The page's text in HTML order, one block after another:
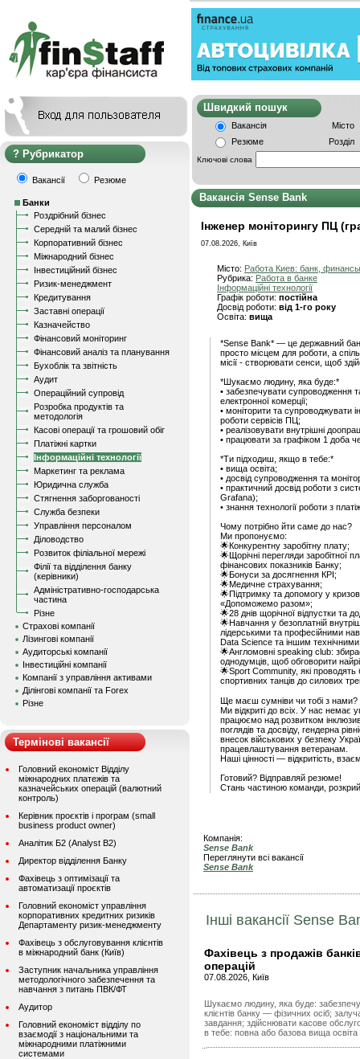
Рубрикатор
Вакансії Резюме
Банки
Роздрібний бізнес
Середній та малий бізнес
Корпоративний бізнес
Міжнародний бізнес
Інвестиційний бізнес
Ризик-менеджмент
Кредитування
Заставні операції
Казначейство
Фінансовий моніторинг
Фінансовий аналіз та планування
Бухоблік та звітність
Аудит
Операційний супровід
Розробка продуктів та
методологія
Касові операції та грошовий обіг
Платіжні картки
Інформаційні технології
Маркетинг та реклама
Юридична служба
Стягнення заборгованості
Служба безпеки
Управління персоналом
Діловодство
Розвиток філіальної мережі
Філії та відділення банку
(керівники)
Адміністративно-господарська
частина
Різне
Страхові компанії
Лізингові компанії
Аудиторські компанії
Інвестиційні компанії
Компанії з управління активами
Ділінгові компанії та Forex
Різне
Термінові вакансії
Головний економіст Відділу
міжнародних платежів та
казначейських операцій (валютний
контроль)
Керівник проєктів і програм (small
business product owner)
Аналітик Б2 (Analyst B2)
Директор відділення Банку
Фахівець з оптимізації та
автоматизації проєктів
Головний економіст управління
корпоративних кредитних ризиків
Департаменту ризик-менеджменту
Фахівець з обслуговування клієнтів
в міжнародний банк (Київ)
Заступник начальника управління
методологічного забезпечення та
навчання з питань ПВК/ФТ
Аудитор
Головний економіст відділу по
взаємодії з національними та
міжнародними платіжними
системами
Швидкий
Вакансія
Місто
Резюме
Розділ
Ключові слова
Вакансія Sense Bank
Інженер моніторингу ПЦ
07.08.2026, Київ
Місто: Работа Киев: банк, финансы
Рубрика: Работа в банке
Інформаційні технології
Графік роботи: постійна
Досвід роботи: від 1-го року
Освіта: вища
*Sense Bank* — це державний
просто місцем для роботи, а
місії - створювати сенси, щоб
*Шукаємо людину, яка буде:*
• забезпечувати супроводження
електронної комерції;
• моніторити та супроводжувати
роботи сервісів ПЦ;
• реалізовувати внутрішні
• працювати за графіком 1 доба
*Ти підходиш, якщо в тебе:*
• вища освіта;
• досвід супроводження та
• практичний досвід роботи з
Grafana);
• знання технології роботи з
Чому потрібно йти саме до нас?
Ми пропонуємо:
🌟Конкурентну заробітну плату;
🌟Щорічні перегляди заробітної
фінансових показників Банку;
🌟Бонуси за досягнення КРІ;
🌟Медичне страхування;
🌟Підтримку та допомогу у
«Допоможемо разом»;
🌟28 днів щорічної відпустки та
🌟Навчання у безоплатній
лідерськими та професійними
Data Science та іншим
🌟Англомовні speaking club:
однодумців, щоб обговорити
🌟Sport Community, які проводять
спортивних танців до силових
Ще маєш сумніви чи тобі з нами?
Ми відкриті до всіх. У нас немає
працюємо над розвитком
поглядів та досвіду, гендерна
внесок військових у безпеку
працевлаштування ветеранам.
Наші цінності — відкритість,
Готовий? Відправляй резюме!
Стань частиною команди,
Компанія:
Sense Bank
Переглянути всі вакансії
Sense Bank
Інші вакансії Sense
Фахівець з продажів
операцій
07.08.2026, Київ
Шукаємо людину, яка буде:
клієнтів банку — фізичних осіб;
завдання; здійснювати касове
в тебе: повна або базова вища освіта